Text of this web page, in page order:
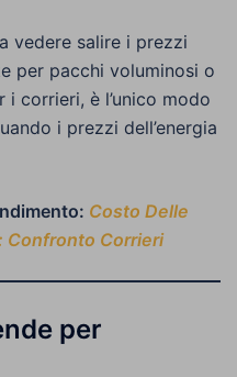
vedere salire i prezzi
per pacchi voluminosi o
i corrieri, è l’unico modo
i prezzi dell’energia
Costo Delle
Confronto Corrieri
per